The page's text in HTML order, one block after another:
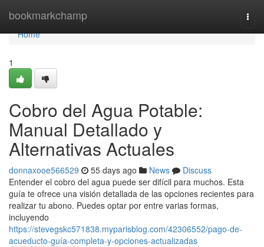
bookmarkchamp
Home
Home
1
Cobro del Agua Potable:
Manual Detallado y
Alternativas Actuales
donnaxooe566529 55 days ago News
Discuss
Entender el cobro del agua puede ser difícil para muchos. Esta
guía te ofrece una visión detallada de las opciones recientes para
realizar tu abono. Puedes optar por entre varias formas,
incluyendo
https://stevegskc571838.myparisblog.com/42306552/pago-de-
acueducto-guía-completa-y-opciones-actualizadas